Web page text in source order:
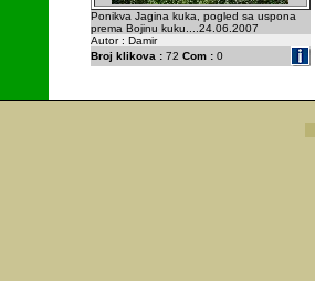
Ponikva Jagina kuka, pogled sa uspona
prema Bojinu kuku....24.06.2007
Autor : Damir
Broj klikova :72 Com :0